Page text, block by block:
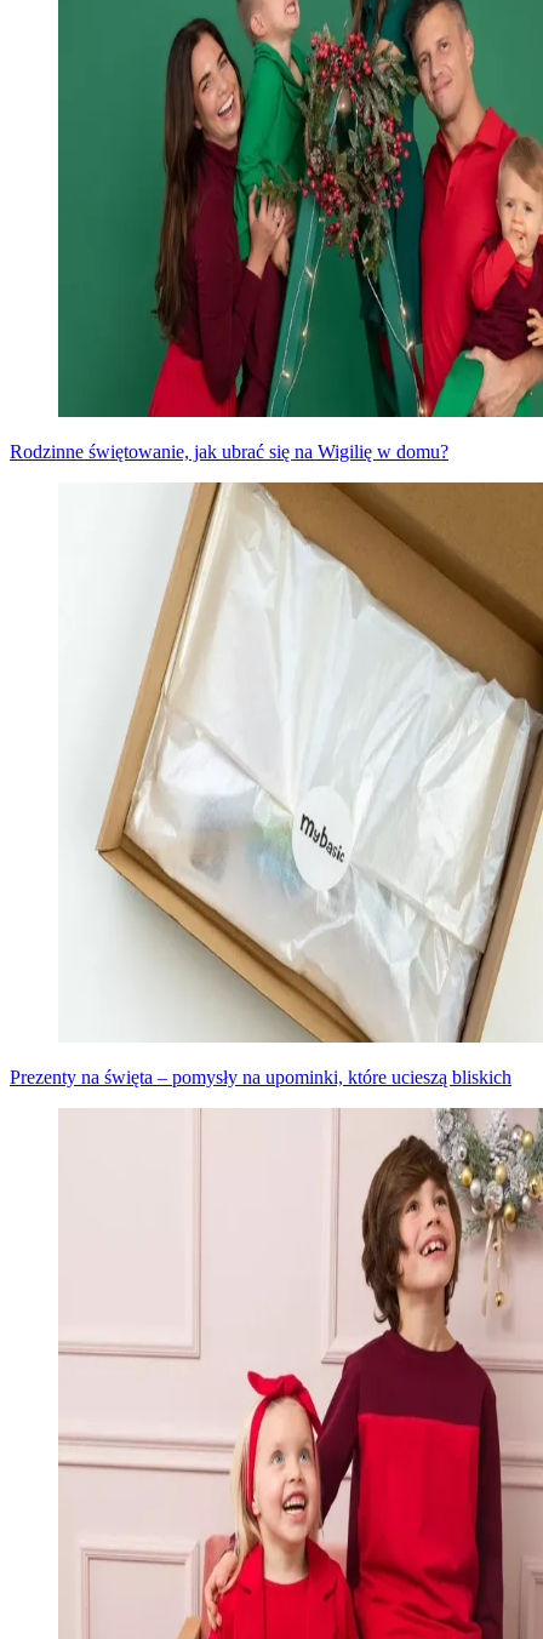
Rodzinne świętowanie, jak ubrać się na Wigilię w domu?
Prezenty na święta – pomysły na upominki, które ucieszą bliskich